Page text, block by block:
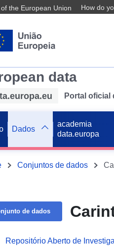
the European Union How do
data
Portal oficial
Dados
academia
data.europa
Conjuntos de dados
de dados
Repositório Aberto de